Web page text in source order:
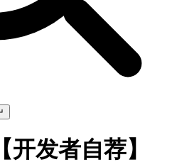
发者自荐】